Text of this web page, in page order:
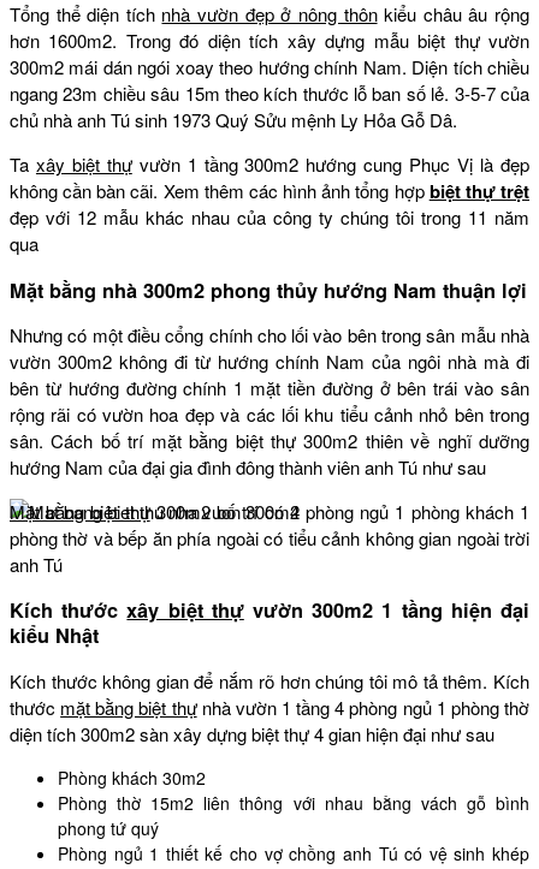
Tổng thể diện tích nhà vườn đẹp ở nông thônkiểu châu âu rộng
hơn 1600m2. Trong đó diện tích xây dựng mẫu biệt thự vườn
300m2 mái dán ngói xoay theo hướng chính Nam. Diện tích chiều
ngang 23m chiều sâu 15m theo kích thước lỗ ban số lẻ. 3-5-7 của
chủ nhà anh Tú sinh 1973 Quý Sửu mệnh Ly Hỏa Gỗ Dâ.
Ta xây biệt thựvườn 1 tầng 300m2 hướng cung Phục Vị là đẹp
không cần bàn cãi. Xem thêm các hình ảnh tổng hợpbiệt thự trệt
đẹp với 12 mẫu khác nhau của công ty chúng tôi trong 11 năm
qua
Mặt bằng nhà 300m2 phong thủy hướng Nam thuận lợi
Nhưng có một điều cổng chính cho lối vào bên trong sân mẫu nhà
vườn 300m2 không đi từ hướng chính Nam của ngôi nhà mà đi
bên từ hướng đường chính 1 mặt tiền đường ở bên trái vào sân
rộng rãi có vườn hoa đẹp và các lối khu tiểu cảnh nhỏ bên trong
sân. Cách bố trí mặt bằng biệt thự 300m2 thiên về nghĩ dưỡng
hướng Nam của đại gia đình đông thành viên anh Tú như sau
Mặt bằng biệt thự300m2 bố trí có 4 phòng ngủ 1 phòng khách 1
phòng thờ và bếp ăn phía ngoài có tiểu cảnh không gian ngoài trời
anh Tú
Kích thướcxây biệt thựvườn 300m2 1 tầng hiện đại
kiểu Nhật
Kích thước không gian để nắm rõ hơn chúng tôi mô tả thêm. Kích
thước mặt bằng biệt thựnhà vườn 1 tầng 4 phòng ngủ 1 phòng thờ
diện tích 300m2 sàn xây dựng biệt thự 4 gian hiện đại như sau
Phòng khách 30m2
Phòng thờ 15m2 liên thông với nhau bằng vách gỗ bình
phong tứ quý
Phòng ngủ 1 thiết kế cho vợ chồng anh Tú có vệ sinh khép